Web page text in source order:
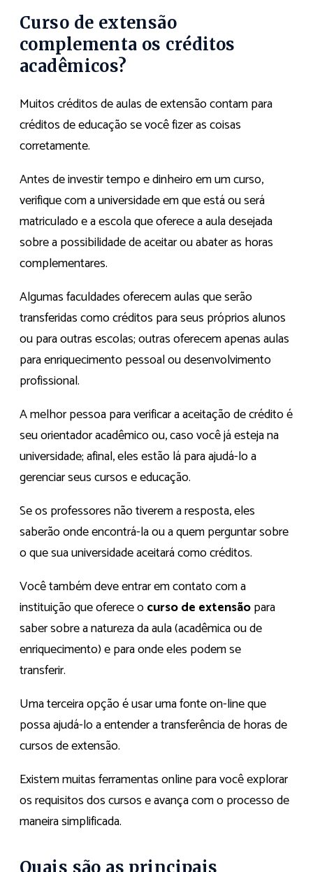
Curso de extensão
complementa os créditos
acadêmicos?
Muitos créditos de aulas de extensão contam para
créditos de educação se você fizer as coisas
corretamente.
Antes de investir tempo e dinheiro em um curso,
verifique com a universidade em que está ou será
matriculado e a escola que oferece a aula desejada
sobre a possibilidade de aceitar ou abater as horas
complementares.
Algumas faculdades oferecem aulas que serão
transferidas como créditos para seus próprios alunos
ou para outras escolas; outras oferecem apenas aulas
para enriquecimento pessoal ou desenvolvimento
profissional.
A melhor pessoa para verificar a aceitação de crédito é
seu orientador acadêmico ou, caso você já esteja na
universidade; afinal, eles estão lá para ajudá-lo a
gerenciar seus cursos e educação.
Se os professores não tiverem a resposta, eles
saberão onde encontrá-la ou a quem perguntar sobre
o que sua universidade aceitará como créditos.
Você também deve entrar em contato com a
instituição que oferece ocurso de extensãopara
saber sobre a natureza da aula (acadêmica ou de
enriquecimento) e para onde eles podem se
transferir.
Uma terceira opção é usar uma fonte on-line que
possa ajudá-lo a entender a transferência de horas de
cursos de extensão.
Existem muitas ferramentas online para você explorar
os requisitos dos cursos e avança com o processo de
maneira simplificada.
Quais são as principais